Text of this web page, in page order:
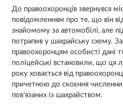
До правоохоронців звернувся
повідомленням про те, що він
знайомому за автомобілі, але
потрапив у шахрайську схему.
правоохоронцям особисті дані
поліцейські встановили, що ця
року ховається від
причетною до скоєння
пов’язаних із шахрайством.